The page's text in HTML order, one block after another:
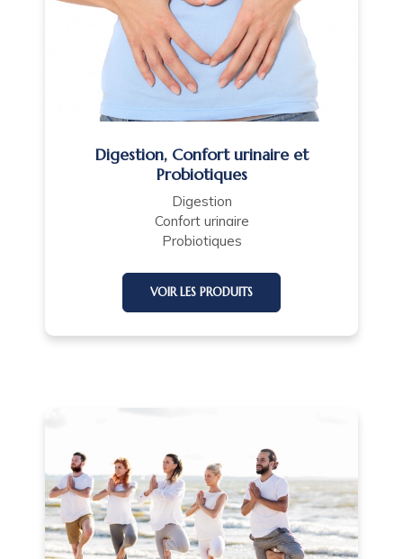
Digestion, Confort urinaire et
Probiotiques
Digestion
Confort urinaire
Probiotiques
VOIR LES PRODUITS